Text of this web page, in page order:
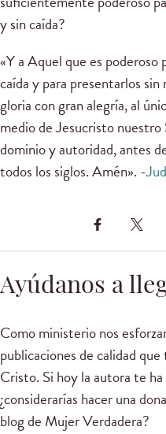
y sin caída?
«Y a Aquel que es poderoso
caída y para presentarlos
gloria con gran alegría, al
medio de Jesucristo
dominio y autoridad, antes
todos los siglos. Amén». -
Ayúdanos a
Como ministerio nos
publicaciones de calidad
Cristo. Si hoy la autora te
¿considerarías hacer una
blog de Mujer Verdadera?